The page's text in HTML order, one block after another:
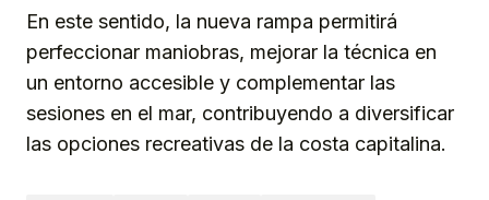
En este sentido, la nueva rampa permitirá
perfeccionar maniobras, mejorar la técnica en
un entorno accesible y complementar las
sesiones en el mar, contribuyendo a diversificar
las opciones recreativas de la costa capitalina.